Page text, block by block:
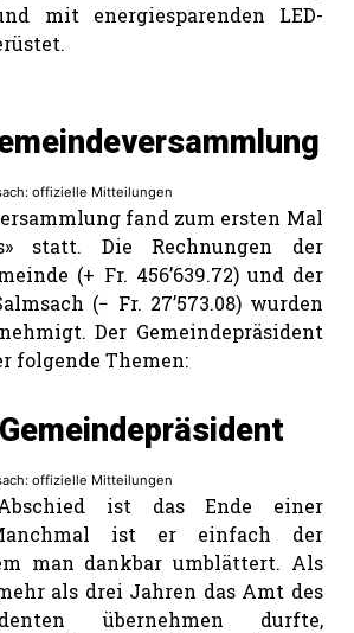
mit energiesparenden LED-
offizielle Mitteilungen
fand zum ersten Mal
statt. Die Rechnungen der
(+ Fr. 456’639.72) und der
(− Fr. 27’573.08) wurden
Der Gemeindepräsident
folgende Themen:
offizielle Mitteilungen
ist das Ende einer
ist er einfach der
man dankbar umblättert. Als
als drei Jahren das Amt des
übernehmen durfte,